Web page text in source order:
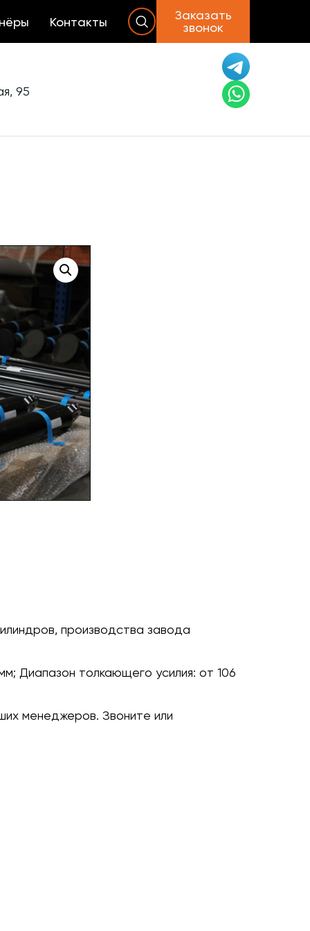
Контакты
Заказать
звонок
95
производства завода
Диапазон толкающего усилия: от 106
менеджеров. Звоните или